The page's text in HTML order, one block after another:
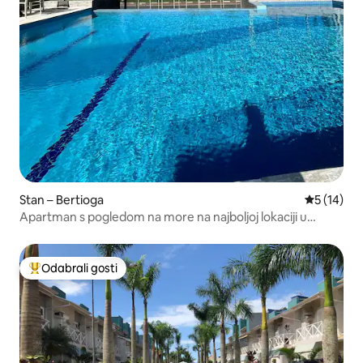
Stan – Bertioga Prosječna
5 (14)
Apartman s pogledom na more na najboljoj lokaciji u
Među najviše rangiranima s oznakom „Odabrali gosti”
Odabrali gosti